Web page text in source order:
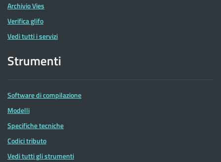
Archivio Vies
Verifica glifo
Vedi tutti i servizi
Strumenti
Software di compilazione
Modelli
Specifiche tecniche
Codici tributo
Vedi tutti gli strumenti